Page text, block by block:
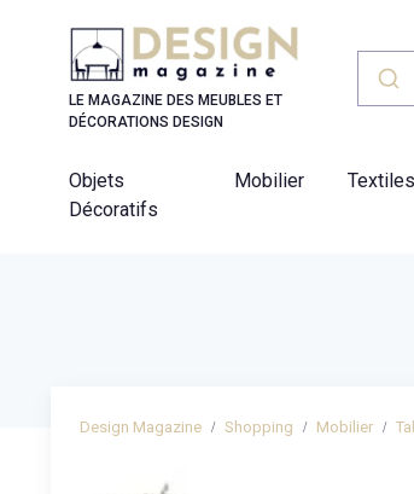
LE MAGAZINE DES MEUBLES ET
DÉCORATIONS DESIGN
Objets
Décoratifs
Mobilier Textiles
Design Magazine Shopping Mobilier